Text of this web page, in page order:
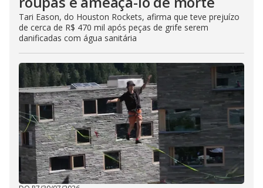
Tari Eason, do Houston Rockets, afirma que teve prejuízo
de cerca de R$ 470 mil após peças de grife serem
danificadas com água sanitária